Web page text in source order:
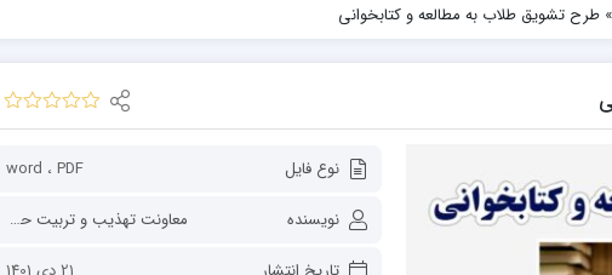
علمیه جعفریه
مدرسه علمیه المهدی (عج)/ آران و بیدگل
حوزه علمیه سفیران هدایت رهنان
مدرسه آیت الله العظمی گلپایگانی ره
» طرح تشویق طلاب به مطالعه و کتابخوانی
نوع فایل
word ، PDF
نویسنده
معاونت تهذیب و تربیت حوزه‌های علمیه